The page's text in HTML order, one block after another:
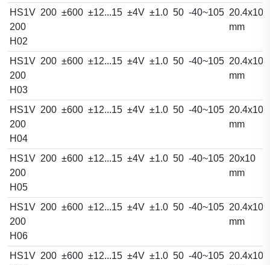
HS1V
200
H02
200 ±600 ±12...15 ±4V ±1.0 50 -40~105
mm
HS1V
200
H03
200 ±600 ±12...15 ±4V ±1.0 50 -40~105
mm
HS1V
200
H04
200 ±600 ±12...15 ±4V ±1.0 50 -40~105
mm
HS1V
200
H05
200 ±600 ±12...15 ±4V ±1.0 50 -40~105 20x10
mm
HS1V
200
H06
200 ±600 ±12...15 ±4V ±1.0 50 -40~105
mm
HS1V 200 ±600 ±12...15 ±4V ±1.0 50 -40~105